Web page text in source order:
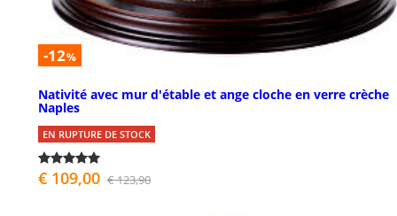
-12%
Nativité avec mur d'étable et ange cloche en verre crèche
Naples
EN RUPTURE DE STOCK
€ 109,00 € 123,90